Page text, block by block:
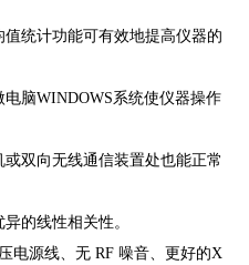
统计功能可有效地提高仪器的
脑WINDOWS系统使仪器操作
双向无线通信装置处也能正常
的线性相关性。
电源线、无 RF 噪音、更好的X